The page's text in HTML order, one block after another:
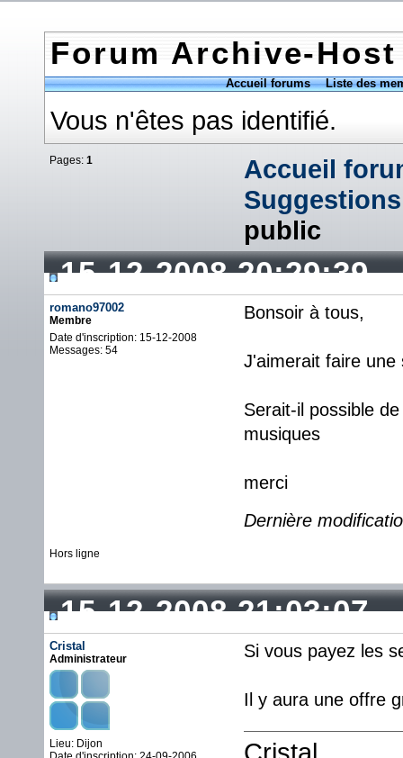
Forum Archive-Host
Accueil forums Liste des
Vous n'êtes pas identifié.
Pages: 1
Accueil
Suggestions
public
15-12-2008 20:29:39
romano97002
Membre
Date d'inscription: 15-12-2008
Messages: 54
Bonsoir à tous,
J'aimerait faire une
Serait-il possible
musiques
merci
Dernière
Hors ligne
15-12-2008 21:03:07
Cristal
Administrateur
Lieu: Dijon
Si vous payez les
Il y aura une offre